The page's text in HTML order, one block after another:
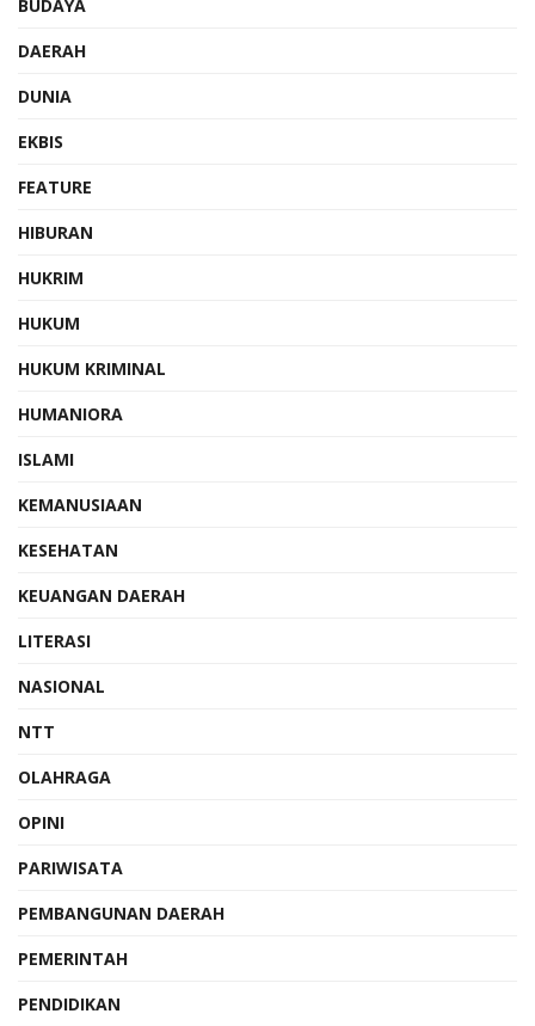
BUDAYA
DAERAH
DUNIA
EKBIS
FEATURE
HIBURAN
HUKRIM
HUKUM
HUKUM KRIMINAL
HUMANIORA
ISLAMI
KEMANUSIAAN
KESEHATAN
KEUANGAN DAERAH
LITERASI
NASIONAL
NTT
OLAHRAGA
OPINI
PARIWISATA
PEMBANGUNAN DAERAH
PEMERINTAH
PENDIDIKAN